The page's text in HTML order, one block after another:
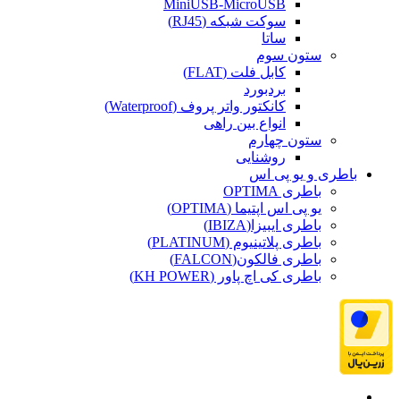
MiniUSB-MicroUSB
سوکت شبکه (RJ45)
ساتا
ستون سوم
کابل فلت (FLAT)
بردبورد
کانکتور واتر پروف (Waterproof)
انواع بین راهی
ستون چهارم
روشنایی
باطری و یو پی اس
باطری OPTIMA
یو پی اس اپتیما (OPTIMA)
باطری ایبیزا(IBIZA)
باطری پلاتینیوم (PLATINUM)
باطری فالکون(FALCON)
باطری کی اچ پاور (KH POWER)